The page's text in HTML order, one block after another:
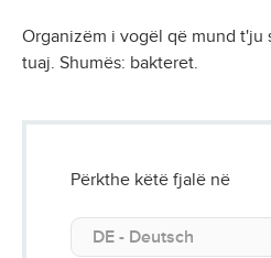
Organizëm i vogël që mund t'ju
tuaj. Shumës: bakteret.
Përkthe këtë fjalë në